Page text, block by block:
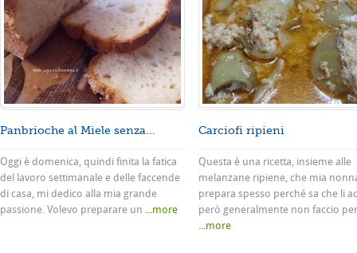
Panbrioche al Miele senza...
Oggi è domenica, quindi finita la fatica
del lavoro settimanale e delle faccende
di casa, mi dedico alla mia grande
passione. Volevo preparare un ...more
Carciofi ripieni
Questa è una ricetta, insieme alle
melanzane ripiene, che mia
prepara spesso perché sa che li
però generalmente non faccio
...more